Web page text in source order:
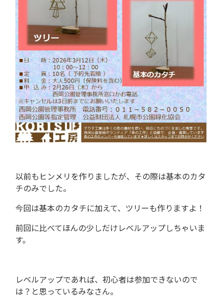
以前もヒンメリを作りましたが、その際は基本のカタ
チのみでした。
今回は基本のカタチに加えて、ツリーも作りますよ！
前回に比べてほんの少しだけレベルアップしちゃいま
す。
レベルアップであれば、初心者は参加できないので
は？と思っているみなさん。